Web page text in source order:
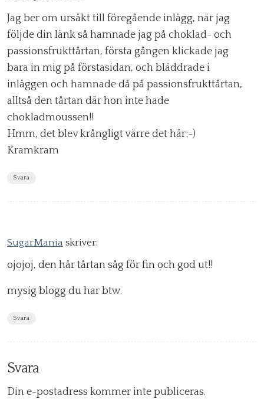
Jag ber om ursäkt till föregående inlägg, när jag
följde din länk så hamnade jag på choklad- och
passionsfrukttårtan, första gången klickade jag
bara in mig på förstasidan, och bläddrade i
inläggen och hamnade då på passionsfrukttårtan,
alltså den tårtan där hon inte hade
chokladmoussen!!
Hmm, det blev krångligt värre det här;-)
Kramkram
Svara
SugarMania skriver:
ojojoj, den här tårtan såg för fin och god ut!!
mysig blogg du har btw.
Svara
Svara
Din e-postadress kommer inte publiceras.